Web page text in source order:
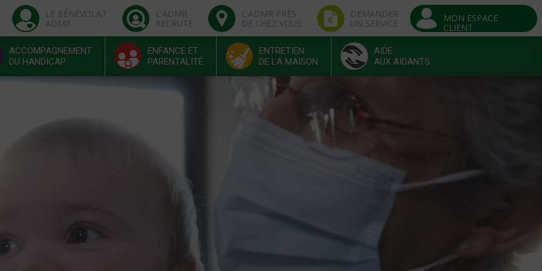
LE BÉNÉVOLAT
ADMR
L'ADMR
RECRUTE
L'ADMR PRÈS
DE CHEZ VOUS
DEMANDER
UN SERVICE
MON ESPACE
CLIENT
ACCOMPAGNEMENT
DU HANDICAP
ENFANCE ET
PARENTALITÉ
ENTRETIEN
DE LA MAISON
AIDE
AUX AIDANTS